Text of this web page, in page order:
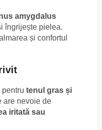
amygdalus
îngrijește pielea.
și confortul
tenul gras și
are nevoie de
iritată sau